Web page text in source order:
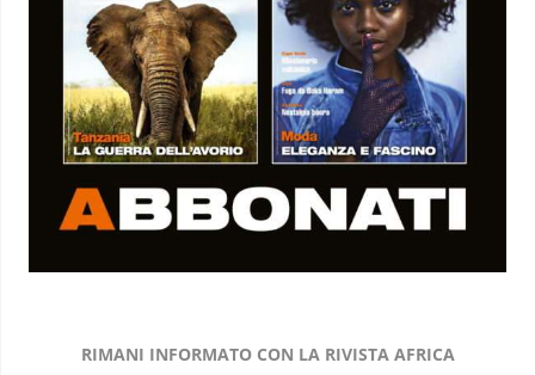
RIMANI INFORMATO CON LA RIVISTA AFRICA